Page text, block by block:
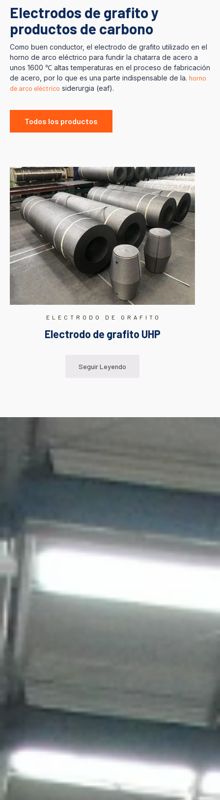
Electrodos de grafito y
productos de carbono
Como buen conductor, el electrodo de grafito utilizado en el
horno de arco eléctrico para fundir la chatarra de acero a
unos 1600 ℃ altas temperaturas en el proceso de fabricación
de acero, por lo que es una parte indispensable de la. horno
de arco eléctrico siderurgia (eaf).
Todos los productos
ELECTRODO DE GRAFITO
Electrodo de grafito UHP
Seguir Leyendo